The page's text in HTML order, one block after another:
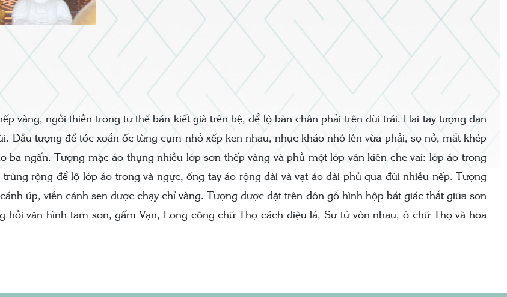
vàng, ngồi thiền trong tư thế bán kiết già trên bệ, để lộ bàn chân phải trên đùi trái. Hai tay tượng đan
Đầu tượng để tóc xoắn ốc từng cụm nhỏ xếp ken nhau, nhục kháo nhô lên vừa phải, sọ nở, mắt khép
ba ngấn. Tượng mặc áo thụng nhiều lớp sơn thếp vàng và phủ một lớp vân kiên che vai: lớp áo trong
rộng để lộ lớp áo trong và ngực, ống tay áo rộng dài và vạt áo dài phủ qua đùi nhiều nếp. Tượng
úp, viền cánh sen được chạy chỉ vàng. Tượng được đặt trên đôn gỗ hình hộp bát giác thắt giữa sơn
hồi văn hình tam sơn, gấm Vạn, Long cõng chữ Thọ cách điệu lá, Sư tử vờn nhau, ô chữ Thọ và hoa